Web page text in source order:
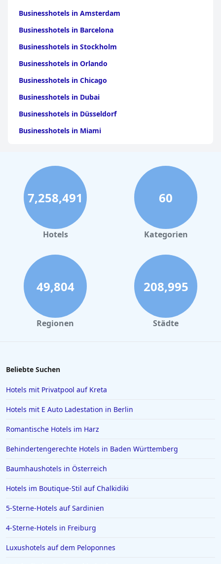
Businesshotels in Amsterdam
Businesshotels in Barcelona
Businesshotels in Stockholm
Businesshotels in Orlando
Businesshotels in Chicago
Businesshotels in Dubai
Businesshotels in Düsseldorf
Businesshotels in Miami
Businesshotels in York
Businesshotels in Dallas
Businesshotels in Antalya
Businesshotels in Deutschland
Businesshotels in Dublin
7,258,491
Hotels
60
Kategorien
49,804
Regionen
208,995
Städte
Beliebte Suchen
Hotels mit Privatpool auf Kreta
Hotels mit E Auto Ladestation in Berlin
Romantische Hotels im Harz
Behindertengerechte Hotels in Baden Württemberg
Baumhaushotels in Österreich
Hotels im Boutique-Stil auf Chalkidiki
5-Sterne-Hotels auf Sardinien
4-Sterne-Hotels in Freiburg
Luxushotels auf dem Peloponnes